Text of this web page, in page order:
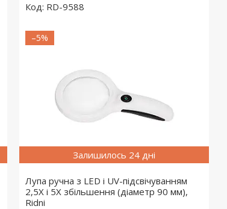
RD-9588
Залишилось 24 дні
–5%
Лупа ручна з LED і UV-підсвічуванням
2,5X і 5X збільшення (діаметр 90 мм),
Ridni